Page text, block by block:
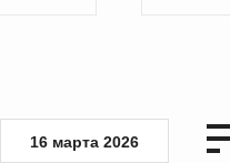
16 марта 2026